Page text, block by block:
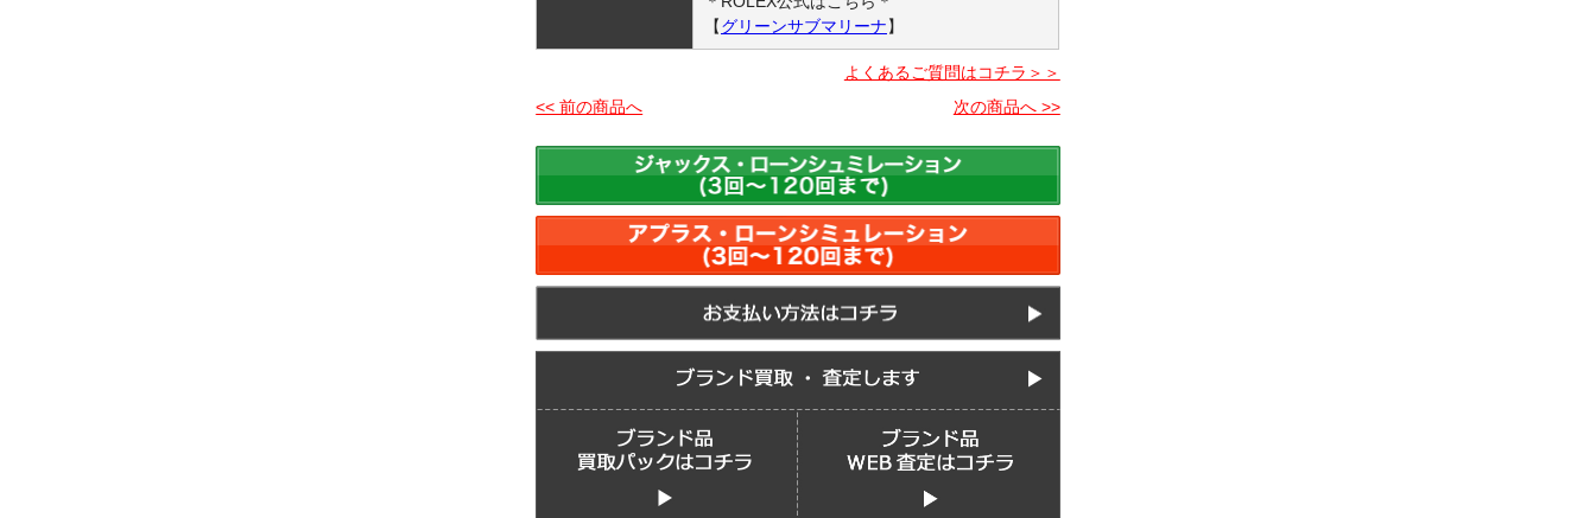
【グリーンサブマリーナ】
よくあるご質問はコチラ＞＞
<< 前の商品へ
次の商品へ >>